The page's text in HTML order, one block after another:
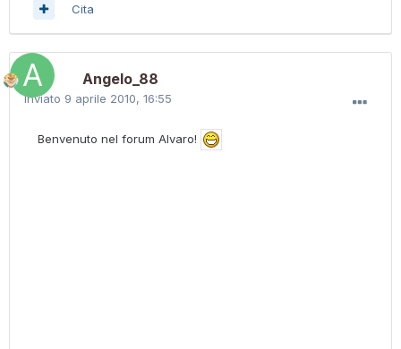
Cita
Angelo_88
Inviato 9 aprile 2010, 16:55
Benvenuto nel forum Alvaro!